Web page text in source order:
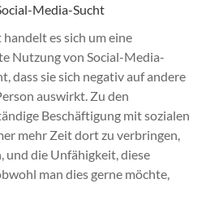
Media-Sucht
es sich um eine
Nutzung von Social-Media-
dass sie sich negativ auf andere
auswirkt. Zu den
Beschäftigung mit sozialen
mehr Zeit dort zu verbringen,
und die Unfähigkeit, diese
man dies gerne möchte,